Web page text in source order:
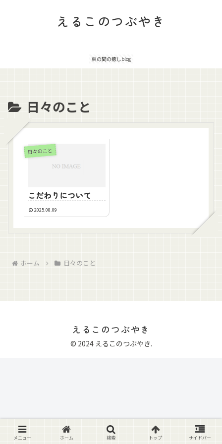
えるこのつぶやき
束の間の癒しblog
日々のこと
日々のこと
こだわりについて
2025.08.09
ホーム 日々のこと
えるこのつぶやき
© 2024 えるこのつぶやき.
メニュー ホーム 検索 トップ サイドバー